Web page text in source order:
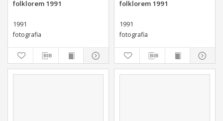
folklorem 1991
1991
fotografia
folklorem 1991
1991
fotografia